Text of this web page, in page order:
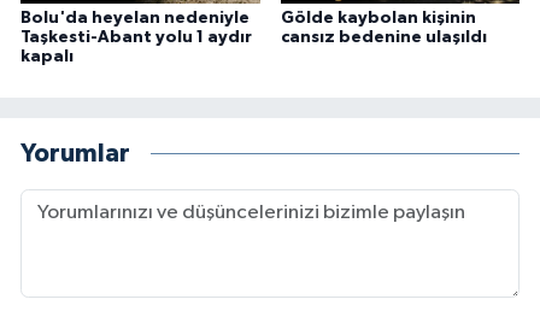
Bolu'da heyelan nedeniyle
Taşkesti-Abant yolu 1 aydır
kapalı
Gölde kaybolan kişinin
cansız bedenine ulaşıldı
Yorumlar